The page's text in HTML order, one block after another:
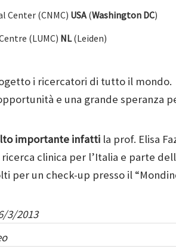
Center (CNMC) USA(Washington DC)
(LUMC) NL(Leiden)
i ricercatori di tutto il mondo.
e una grande speranza
importante infatti la prof. Elisa
clinica per l’Italia e parte
per un check-up presso il
3/2013